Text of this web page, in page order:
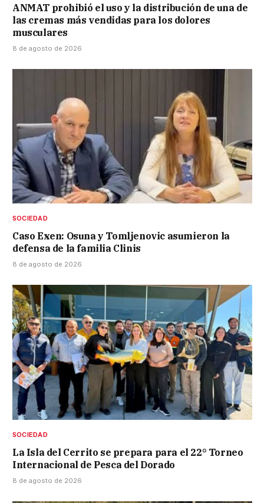
ANMAT prohibió el uso y la distribución de una de
las cremas más vendidas para los dolores
musculares
8 de agosto de 2026
SOCIEDAD
Caso Exen: Osuna y Tomljenovic asumieron la
defensa de la familia Clinis
8 de agosto de 2026
SOCIEDAD
La Isla del Cerrito se prepara para el 22° Torneo
Internacional de Pesca del Dorado
8 de agosto de 2026